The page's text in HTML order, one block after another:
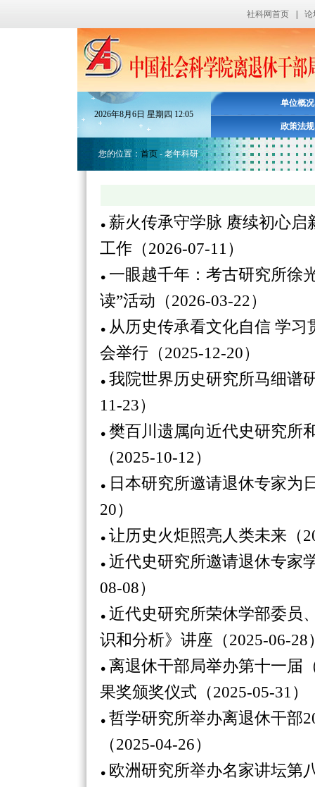
社科网首页 论
2026年8月6日星期四 12:05
单位概况
政策法规
您的位置： 首页 - 老年科研
薪火传承守学脉 赓续初心
工作（2026-07-11）
一眼越千年：考古研究所徐
读”活动（2026-03-22）
从历史传承看文化自信 学
会举行（2025-12-20）
我院世界历史研究所马细谱
11-23）
樊百川遗属向近代史研究所
（2025-10-12）
日本研究所邀请退休专家为
20）
让历史火炬照亮人类未来（
近代史研究所邀请退休专家
08-08）
近代史研究所荣休学部委员
识和分析》讲座（2025-06-28
离退休干部局举办第十一届
果奖颁奖仪式（2025-05-31）
哲学研究所举办离退休干部
（2025-04-26）
欧洲研究所举办名家讲坛第